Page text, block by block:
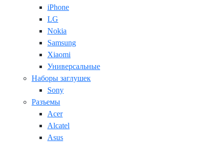
iPhone
LG
Nokia
Samsung
Xiaomi
Универсальные
Наборы заглушек
Sony
Разъемы
Acer
Alcatel
Asus